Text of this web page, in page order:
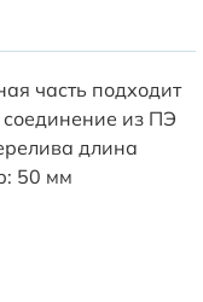
часть подходит
из ПЭ
длина
50 мм